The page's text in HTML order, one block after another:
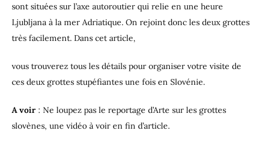
sont situées sur l’axe autoroutier qui relie en une heure
Ljubljana à la mer Adriatique. On rejoint donc les deux grottes
très facilement. Dans cet article,
vous trouverez tous les détails pour organiser votre visite de
ces deux grottes stupéfiantes une fois en Slovénie.
A voir : Ne loupez pas le reportage d’Arte sur les grottes
slovènes, une vidéo à voir en fin d’article.